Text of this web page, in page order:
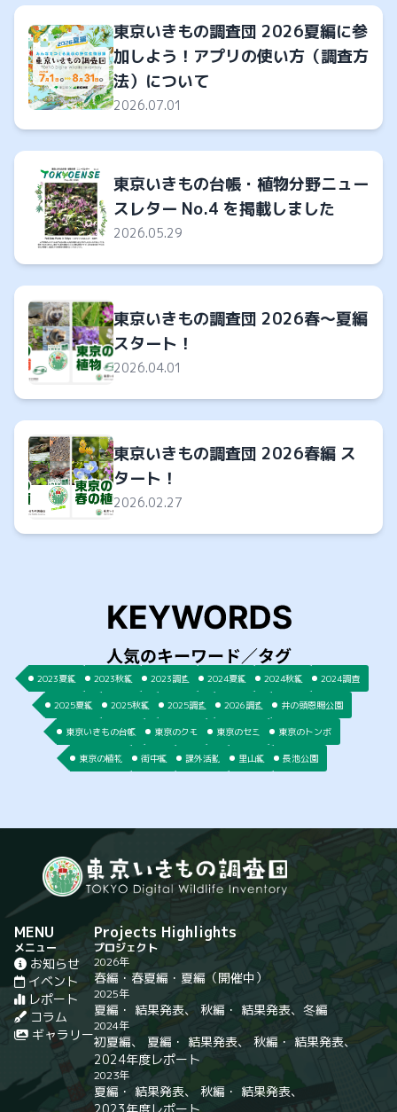
東京いきもの調査団 2026夏編に参
加しよう！アプリの使い方（調査方
法）について
2026.07.01
東京いきもの台帳・植物分野ニュー
スレター No.4 を掲載しました
2026.05.29
東京いきもの調査団 2026春～夏編
スタート！
2026.04.01
東京いきもの調査団 2026春編 ス
タート！
2026.02.27
2023夏編 2023秋編 2023調査 2024夏編 2024秋編 2024調査
2025夏編 2025秋編 2025調査 2026調査 井の頭恩賜公園
東京いきもの台帳 東京のクモ 東京のセミ 東京のトンボ
東京の植物 街中編 課外活動 里山編 長池公園
MENU
メニュー
お知らせ
イベント
レポート
コラム
ギャラリー
Projects Highlights
プロジェクト
2026年
春編 ・ 春夏編 ・ 夏編 （開催中）
2025年
夏編 ・ 結果発表、 秋編 ・ 結果発表、 冬編
2024年
初夏編、 夏編 ・ 結果発表、 秋編 ・ 結果発表、
2024年度レポート
2023年
夏編 ・ 結果発表、 秋編 ・ 結果発表、